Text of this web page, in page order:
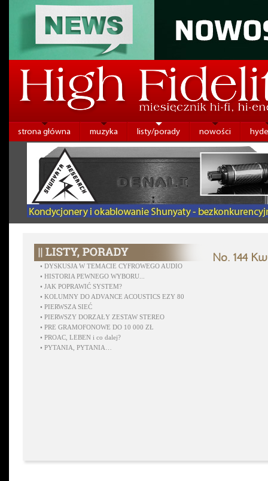
strona główna muzyka listy/porady nowości
No. 144
• DYSKUSJA W TEMACIE CYFROWEGO AUDIO
• HISTORIA PEWNEGO WYBORU...
• JAK POPRAWIĆ SYSTEM?
• KOLUMNY DO ADVANCE ACOUSTICS EZY 80
• PIERWSZA SIEĆ
• PIERWSZY DORZAŁY ZESTAW STEREO
• PRE GRAMOFONOWE DO 10 000 ZŁ
• PROAC, LEBEN i co dalej?
• PYTANIA, PYTANIA…